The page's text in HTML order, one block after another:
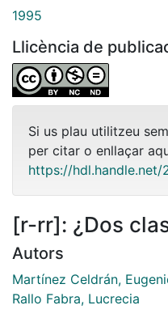
1995
Llicència de
Si us plau utilitzeu
per citar o enllaçar
https://hdl.handle.net/
[r-rr]: ¿Dos
Autors
Martínez Celdrán,
Rallo Fabra, Lucrecia